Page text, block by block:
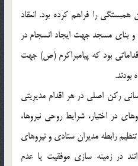
را فراهم کرده بود. انعقاد
و بناى مسجد جهت ایجاد انسجام در
بود که پیامبراکرم (ص) جهت
رکن اصلى در هر اقدام مدیریتى
در اختیار، شرایط روحى نیروها،
رابطه مدیران ستادى و نیروهاى
در زمینه سازى موفقیت یا عدم